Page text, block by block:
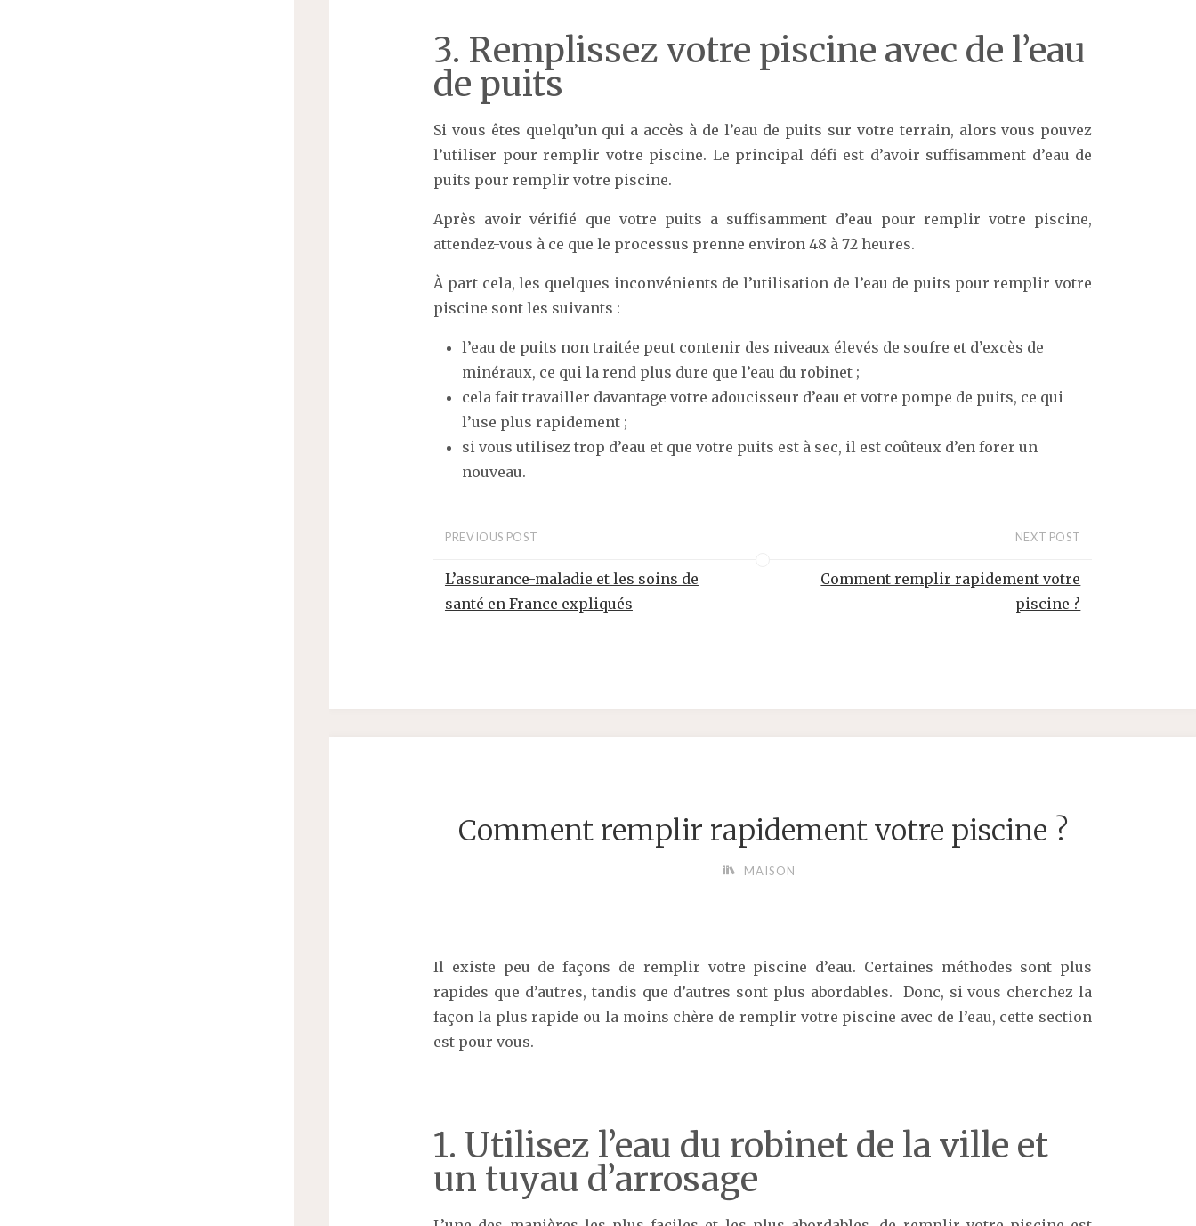
3. Remplissez votre piscine avec de l’eau
de puits
Si vous êtes quelqu’un qui a accès à de l’eau de puits sur votre terrain, alors vous pouvez
l’utiliser pour remplir votre piscine. Le principal défi est d’avoir suffisamment d’eau de
puits pour remplir votre piscine.
Après avoir vérifié que votre puits a suffisamment d’eau pour remplir votre piscine,
attendez-vous à ce que le processus prenne environ 48 à 72 heures.
À part cela, les quelques inconvénients de l’utilisation de l’eau de puits pour remplir votre
piscine sont les suivants :
l’eau de puits non traitée peut contenir des niveaux élevés de soufre et d’excès de
minéraux, ce qui la rend plus dure que l’eau du robinet ;
cela fait travailler davantage votre adoucisseur d’eau et votre pompe de puits, ce qui
l’use plus rapidement ;
si vous utilisez trop d’eau et que votre puits est à sec, il est coûteux d’en forer un
nouveau.
PREVIOUS POST
L’assurance-maladie et les soins de
santé en France expliqués
NEXT POST
Comment remplir rapidement votre
piscine ?
Comment remplir rapidement votre piscine ?
MAISON
Il existe peu de façons de remplir votre piscine d’eau. Certaines méthodes sont plus
rapides que d’autres, tandis que d’autres sont plus abordables. Donc, si vous cherchez la
façon la plus rapide ou la moins chère de remplir votre piscine avec de l’eau, cette section
est pour vous.
1. Utilisez l’eau du robinet de la ville et
un tuyau d’arrosage